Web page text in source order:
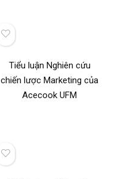
Tiểu luận Nghiên cứu
chiến lược Marketing của
Acecook UFM